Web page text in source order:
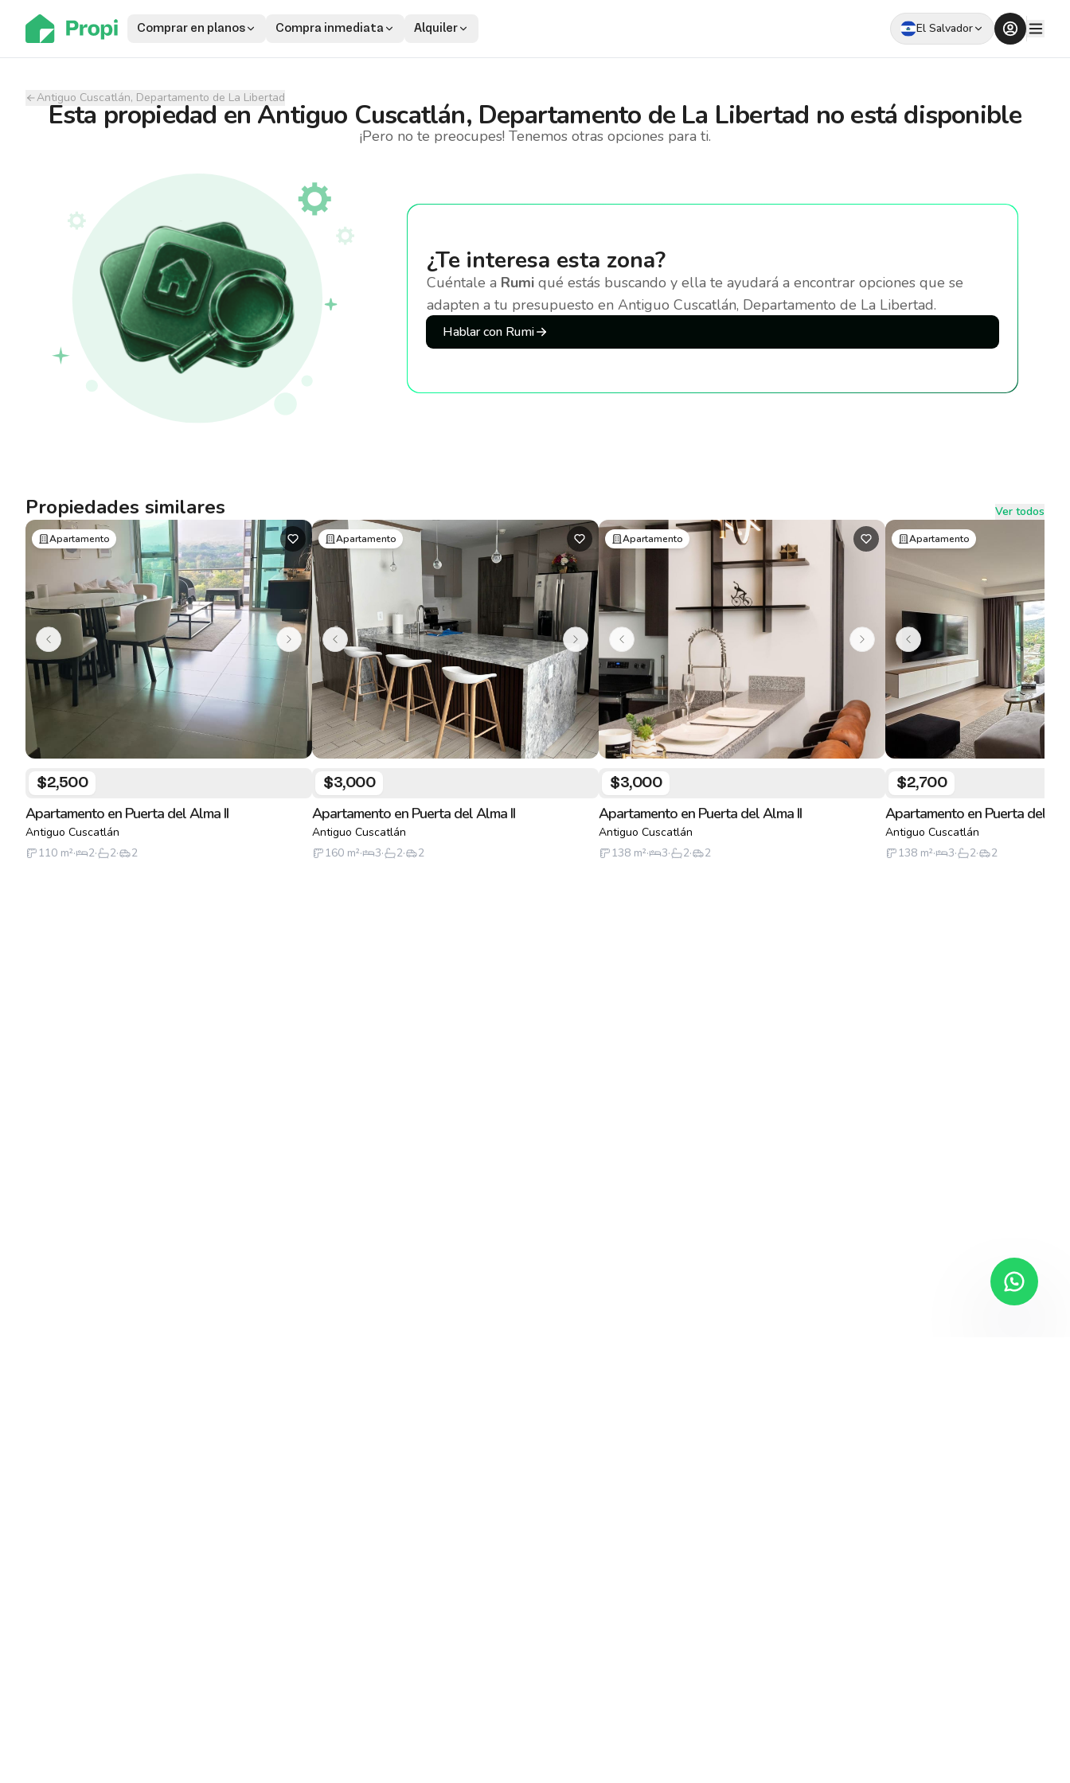
Comprar en planos Compra inmediata Alquiler El Salvador
Antiguo Cuscatlán, Departamento de La Libertad
Esta propiedad en Antiguo Cuscatlán, Departamento de La Libertad no está disponible
¡Pero no te preocupes! Tenemos otras opciones para ti.
¿Te interesa esta zona?
Cuéntale a Rumi qué estás buscando y ella te ayudará a encontrar opciones que se
adapten a tu presupuesto en Antiguo Cuscatlán, Departamento de La Libertad.
Hablar con Rumi
Propiedades similares Ver todos
Apartamento
$2,500
Apartamento en Puerta del Alma II
Antiguo Cuscatlán
110 m²· 2· 2· 2
Apartamento
$3,000
Apartamento en Puerta del Alma II
Antiguo Cuscatlán
160 m²· 3· 2· 2
Apartamento
$3,000
Apartamento en Puerta del Alma II
Antiguo Cuscatlán
138 m²· 3· 2· 2
Apartamento
$2,700
Apartamento en Puerta del
Antiguo Cuscatlán
138 m²· 3· 2· 2